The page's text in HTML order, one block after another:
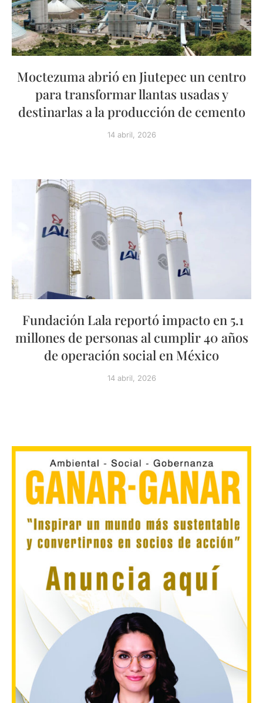
Moctezuma abrió en Jiutepec un centro
para transformar llantas usadas y
destinarlas a la producción de cemento
14 abril, 2026
Fundación Lala reportó impacto en 5.1
millones de personas al cumplir 40 años
de operación social en México
14 abril, 2026